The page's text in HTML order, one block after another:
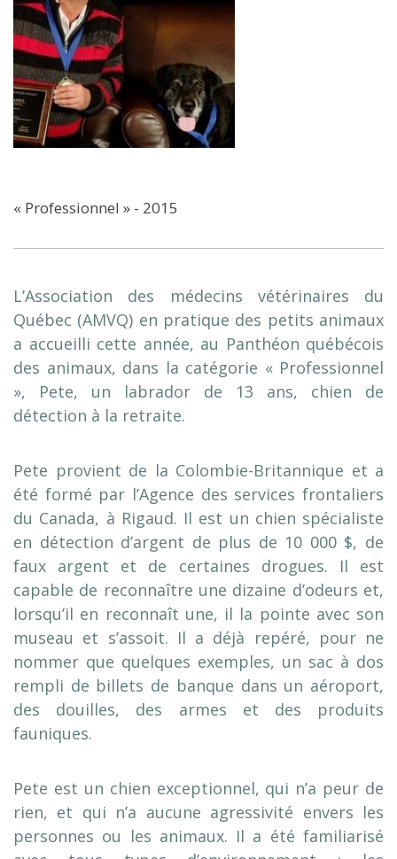
« Professionnel » - 2015
L’Association des médecins vétérinaires du
Québec (AMVQ) en pratique des petits animaux
a accueilli cette année, au Panthéon québécois
des animaux, dans la catégorie « Professionnel
», Pete, un labrador de 13 ans, chien de
détection à la retraite.
Pete provient de la Colombie-Britannique et a
été formé par l’Agence des services frontaliers
du Canada, à Rigaud. Il est un chien spécialiste
en détection d’argent de plus de 10 000 $, de
faux argent et de certaines drogues. Il est
capable de reconnaître une dizaine d’odeurs et,
lorsqu’il en reconnaît une, il la pointe avec son
museau et s’assoit. Il a déjà repéré, pour ne
nommer que quelques exemples, un sac à dos
rempli de billets de banque dans un aéroport,
des douilles, des armes et des produits
fauniques.
Pete est un chien exceptionnel, qui n’a peur de
rien, et qui n’a aucune agressivité envers les
personnes ou les animaux. Il a été familiarisé